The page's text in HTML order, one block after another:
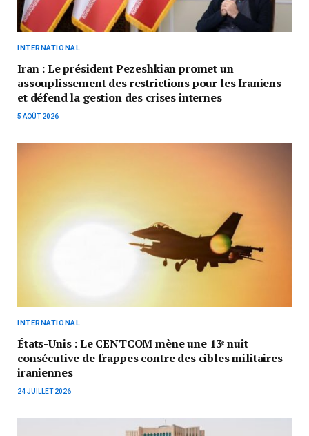
INTERNATIONAL
Iran : Le président Pezeshkian promet un
assouplissement des restrictions pour les Iraniens
et défend la gestion des crises internes
5 AOÛT 2026
INTERNATIONAL
États-Unis : Le CENTCOM mène une 13ᵉ nuit
consécutive de frappes contre des cibles militaires
iraniennes
24 JUILLET 2026